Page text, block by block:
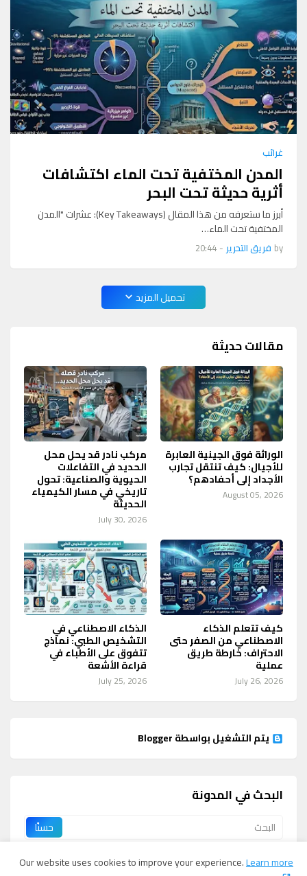
غرائب
المدن المختفية تحت الماء اكتشافات
أثرية حديثة تحت البحر
أبرز ما ستعرفه من هذا المقال (Key Takeaways): عشرات "المدن
المختفية تحت الماء…
by فريق التحرير -
20:44
تحميل المزيد
مقالات حديثة
الوراثة فوق الجينية العابرة
للأجيال: كيف تنتقل تجارب
الأجداد إلى أحفادهم؟
August 05, 2026
مركب نادر قد يحل محل
الحديد في التفاعلات
الحيوية والصناعية: تحول
تاريخي في مسار الكيمياء
الحديثة
July 30, 2026
كيف تتعلم الذكاء
الاصطناعي من الصفر حتى
الاحتراف: خارطة طريق
عملية
July 26, 2026
الذكاء الاصطناعي في
التشخيص الطبي: نماذج
تتفوق على الأطباء في
قراءة الأشعة
July 25, 2026
‏يتم التشغيل بواسطة Blogger
البحث في المدونة
Our website uses cookies to improve your experience.Learn more